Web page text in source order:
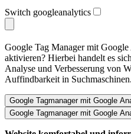
Switch googleanalytics
Google Tag Manager mit
aktivieren? Hierbei handelt es
Analyse und Verbesserung von
Auffindbarkeit in Suchmaschinen.